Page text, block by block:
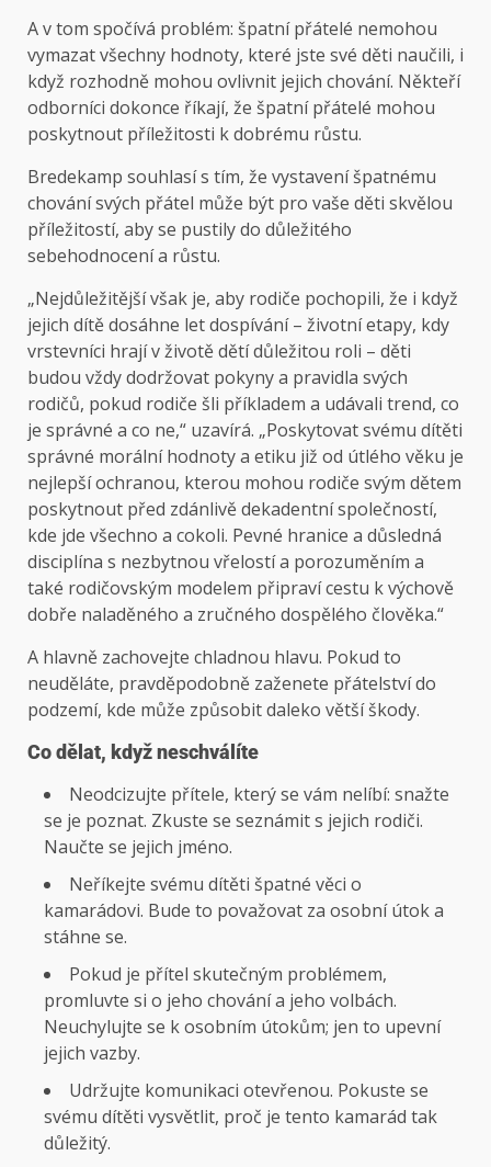
A v tom spočívá problém: špatní přátelé nemohou
vymazat všechny hodnoty, které jste své děti naučili, i
když rozhodně mohou ovlivnit jejich chování. Někteří
odborníci dokonce říkají, že špatní přátelé mohou
poskytnout příležitosti k dobrému růstu.
Bredekamp souhlasí s tím, že vystavení špatnému
chování svých přátel může být pro vaše děti skvělou
příležitostí, aby se pustily do důležitého
sebehodnocení a růstu.
„Nejdůležitější však je, aby rodiče pochopili, že i když
jejich dítě dosáhne let dospívání – životní etapy, kdy
vrstevníci hrají v životě dětí důležitou roli – děti
budou vždy dodržovat pokyny a pravidla svých
rodičů, pokud rodiče šli příkladem a udávali trend, co
je správné a co ne,“ uzavírá. „Poskytovat svému dítěti
správné morální hodnoty a etiku již od útlého věku je
nejlepší ochranou, kterou mohou rodiče svým dětem
poskytnout před zdánlivě dekadentní společností,
kde jde všechno a cokoli. Pevné hranice a důsledná
disciplína s nezbytnou vřelostí a porozuměním a
také rodičovským modelem připraví cestu k výchově
dobře naladěného a zručného dospělého člověka.“
A hlavně zachovejte chladnou hlavu. Pokud to
neuděláte, pravděpodobně zaženete přátelství do
podzemí, kde může způsobit daleko větší škody.
Co dělat, když neschválíte
Neodcizujte přítele, který se vám nelíbí: snažte
se je poznat. Zkuste se seznámit s jejich rodiči.
Naučte se jejich jméno.
Neříkejte svému dítěti špatné věci o
kamarádovi. Bude to považovat za osobní útok a
stáhne se.
Pokud je přítel skutečným problémem,
promluvte si o jeho chování a jeho volbách.
Neuchylujte se k osobním útokům; jen to upevní
jejich vazby.
Udržujte komunikaci otevřenou. Pokuste se
svému dítěti vysvětlit, proč je tento kamarád tak
důležitý.